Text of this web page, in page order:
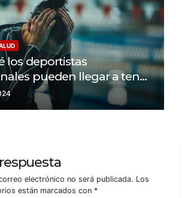
los deportistas
pueden llegar a tener
con su salud mental?
electrónico no será publicada. Los
están marcados con *